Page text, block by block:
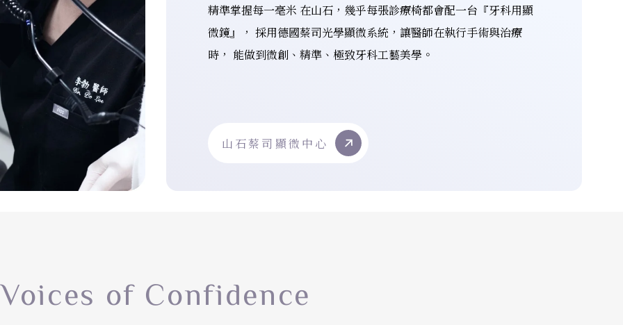
精準掌握每一毫米 在山石，幾乎每張診療椅都會配一台『牙科用顯
微鏡』， 採用德國蔡司光學顯微系統，讓醫師在執行手術與治療
時， 能做到微創、精準、極致牙科工藝美學。
山石蔡司顯微中心
Voices of Confidence